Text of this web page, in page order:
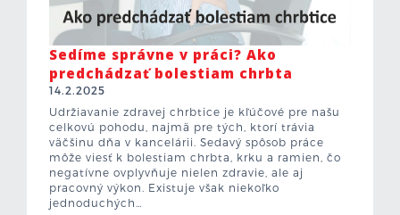
Sedíme správne v práci? Ako
predchádzať bolestiam chrbta
14.2.2025
Udržiavanie zdravej chrbtice je kľúčové pre našu
celkovú pohodu, najmä pre tých, ktorí trávia
väčšinu dňa v kancelárii. Sedavý spôsob práce
môže viesť k bolestiam chrbta, krku a ramien, čo
negatívne ovplyvňuje nielen zdravie, ale aj
pracovný výkon. Existuje však niekoľko
jednoduchých…